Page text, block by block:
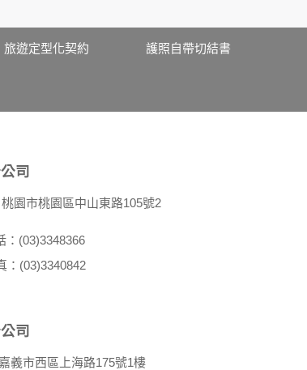
用的瀏覽器、瀏覽及點選資料紀
資料，否則本網站不會也無法將此
本公司發送，也會在該資料或電子
。
警政單位提出告訴，我們將全力
旅遊定型化契約 護照自帶切結書
司
園市桃園區中山東路105號2
：(03)3348366
：(03)3340842
司
義市西區上海路175號1樓